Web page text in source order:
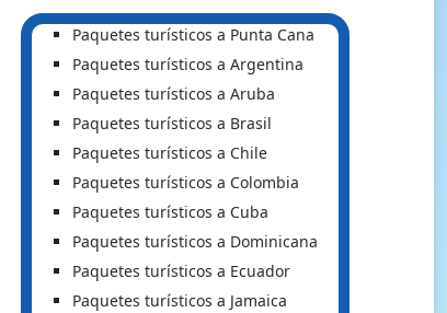
Paquetes turísticos a Punta Cana
Paquetes turísticos a Argentina
Paquetes turísticos a Aruba
Paquetes turísticos a Brasil
Paquetes turísticos a Chile
Paquetes turísticos a Colombia
Paquetes turísticos a Cuba
Paquetes turísticos a Dominicana
Paquetes turísticos a Ecuador
Paquetes turísticos a Jamaica